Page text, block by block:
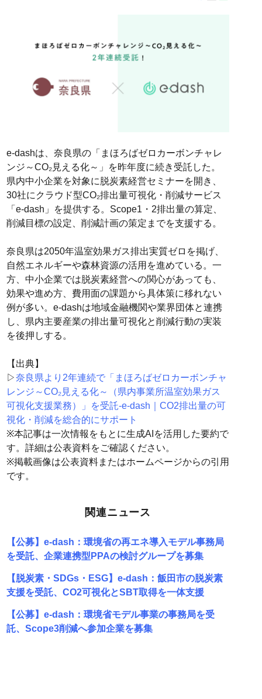
e-dashは、奈良県の「まほろばゼロカーボンチャレ
ンジ～CO₂見える化～」を昨年度に続き受託した。
県内中小企業を対象に脱炭素経営セミナーを開き、
30社にクラウド型CO₂排出量可視化・削減サービス
「e-dash」を提供する。Scope1・2排出量の算定、
削減目標の設定、削減計画の策定までを支援する。
奈良県は2050年温室効果ガス排出実質ゼロを掲げ、
自然エネルギーや森林資源の活用を進めている。一
方、中小企業では脱炭素経営への関心があっても、
効果や進め方、費用面の課題から具体策に移れない
例が多い。e-dashは地域金融機関や業界団体と連携
し、県内主要産業の排出量可視化と削減行動の実装
を後押しする。
【出典】
▷奈良県より2年連続で「まほろばゼロカーボンチャ
レンジ～CO₂見える化～（県内事業所温室効果ガス
可視化支援業務）」を受託-e-dash｜CO2排出量の可
視化・削減を総合的にサポート
※本記事は一次情報をもとに生成AIを活用した要約で
す。詳細は公表資料をご確認ください。
※掲載画像は公表資料またはホームページからの引用
です。
関連ニュース
【公募】e-dash：環境省の再エネ導入モデル事務局
を受託、企業連携型PPAの検討グループを募集
【脱炭素・SDGs・ESG】e-dash：飯田市の脱炭素
支援を受託、CO2可視化とSBT取得を一体支援
【公募】e-dash：環境省モデル事業の事務局を受
託、Scope3削減へ参加企業を募集